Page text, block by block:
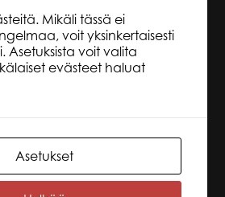
Mikäli tässä ei
voit yksinkertaisesti
Asetuksista voit valita
evästeet haluat
Asetukset